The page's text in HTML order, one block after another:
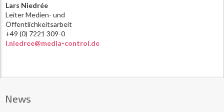
Lars Niedrée
Leiter Medien- und
Öffentlichkeitsarbeit
+49 (0) 7221 309-0
l.niedree@media-control.de
News